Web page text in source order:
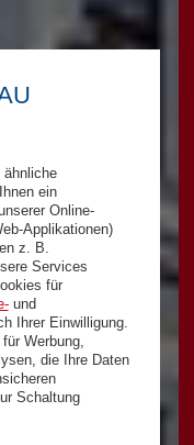
ähnliche
ein
Online-
Applikationen)
z. B.
Services
für
und
Ihrer Einwilligung.
Werbung,
die Ihre Daten
Schaltung